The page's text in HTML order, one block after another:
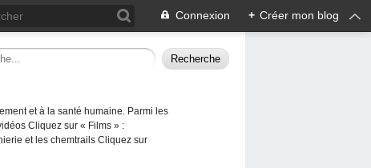
Connexion + Créer mon blog
et à la santé humaine. Parmi les
Cliquez sur « Films » :
et les chemtrails Cliquez sur